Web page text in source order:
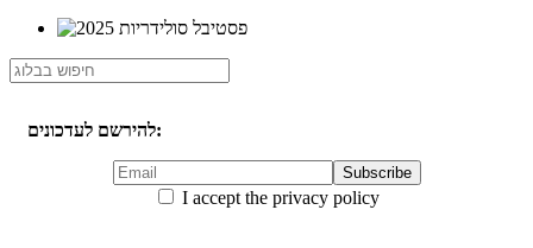
להירשם לעדכונים:
I accept the privacy policy